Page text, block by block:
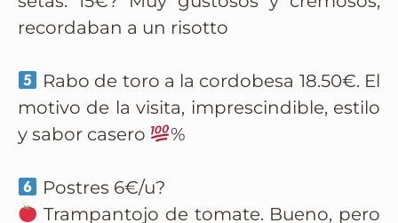
recordaban a un risotto
Rabo de toro a la cordobesa 18.50€. El
motivo de la visita, imprescindible, estilo
y sabor casero
%
Postres 6€/u?
Trampantojo de tomate. Bueno, pero